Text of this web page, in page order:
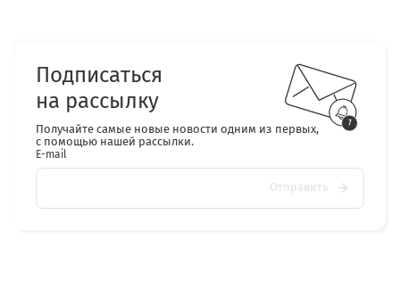
Подписаться
на рассылку
Получайте самые новые новости одним из первых,
с помощью нашей рассылки.
E-mail
Отправить